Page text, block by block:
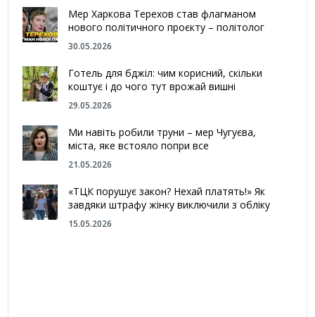
Мер Харкова Терехов став флагманом
нового політичного проєкту – політолог
30.05.2026
Готель для бджіл: чим корисний, скільки
коштує і до чого тут врожай вишні
29.05.2026
Ми навіть робили труни – мер Чугуєва,
міста, яке встояло попри все
21.05.2026
«ТЦК порушує закон? Нехай платять!» Як
завдяки штрафу жінку виключили з обліку
15.05.2026